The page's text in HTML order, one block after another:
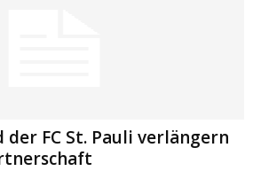
FC St. Pauli verlängern